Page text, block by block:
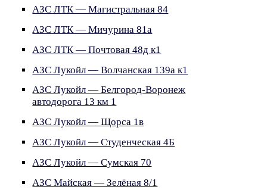
АЗС ЛТК — Магистральная 84
АЗС ЛТК — Мичурина 81а
АЗС ЛТК — Почтовая 48д к1
АЗС Лукойл — Волчанская 139а к1
АЗС Лукойл — Белгород-Воронеж
автодорога 13 км 1
АЗС Лукойл — Щорса 1в
АЗС Лукойл — Студенческая 4Б
АЗС Лукойл — Сумская 70
АЗС Майская — Зелёная 8/1